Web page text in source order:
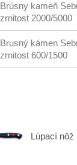
Brúsny kameň
zrnitost 2000/5000
Brusný kámen
zrnitost 600/1500
Lúpací nôž